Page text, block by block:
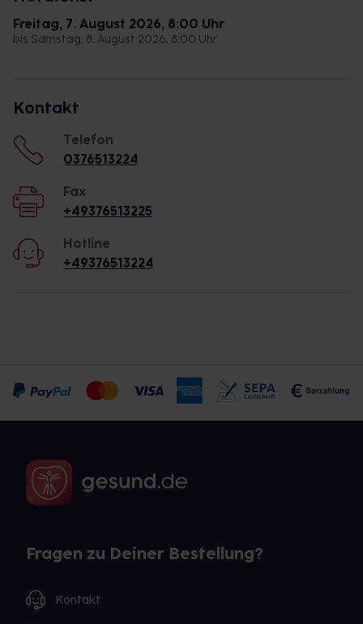
Freitag, 7. August 2026, 8:00 Uhr
bis Samstag, 8. August 2026, 8:00 Uhr
Kontakt
Telefon
0376513224
Fax
+49376513225
Hotline
+49376513224
Fragen zu Deiner Bestellung?
Kontakt